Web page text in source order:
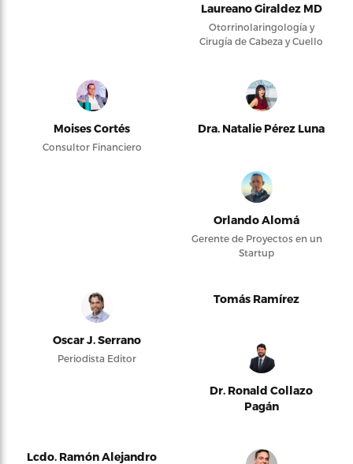
Laureano Giraldez MD
Otorrinolaringología y
Cirugía de Cabeza y Cuello
Moises Cortés
Consultor Financiero
Dra. Natalie Pérez Luna
Orlando Alomá
Gerente de Proyectos en un
Startup
Oscar J. Serrano
Periodista Editor
Tomás Ramírez
Dr. Ronald Collazo
Pagán
Lcdo. Ramón Alejandro